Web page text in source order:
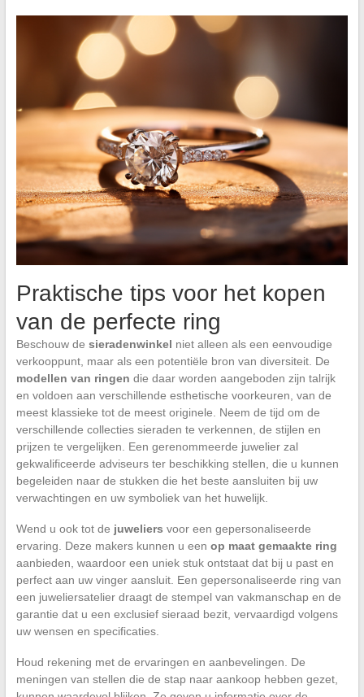
Praktische tips voor het kopen
van de perfecte ring
Beschouw de sieradenwinkel niet alleen als een eenvoudige
verkooppunt, maar als een potentiële bron van diversiteit. De
modellen van ringen die daar worden aangeboden zijn talrijk
en voldoen aan verschillende esthetische voorkeuren, van de
meest klassieke tot de meest originele. Neem de tijd om de
verschillende collecties sieraden te verkennen, de stijlen en
prijzen te vergelijken. Een gerenommeerde juwelier zal
gekwalificeerde adviseurs ter beschikking stellen, die u kunnen
begeleiden naar de stukken die het beste aansluiten bij uw
verwachtingen en uw symboliek van het huwelijk.
Wend u ook tot de juweliers voor een gepersonaliseerde
ervaring. Deze makers kunnen u een op maat gemaakte ring
aanbieden, waardoor een uniek stuk ontstaat dat bij u past en
perfect aan uw vinger aansluit. Een gepersonaliseerde ring van
een juweliersatelier draagt de stempel van vakmanschap en de
garantie dat u een exclusief sieraad bezit, vervaardigd volgens
uw wensen en specificaties.
Houd rekening met de ervaringen en aanbevelingen. De
meningen van stellen die de stap naar aankoop hebben gezet,